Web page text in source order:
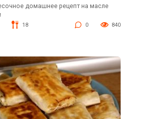
домашнее рецепт на масле
18 0 840